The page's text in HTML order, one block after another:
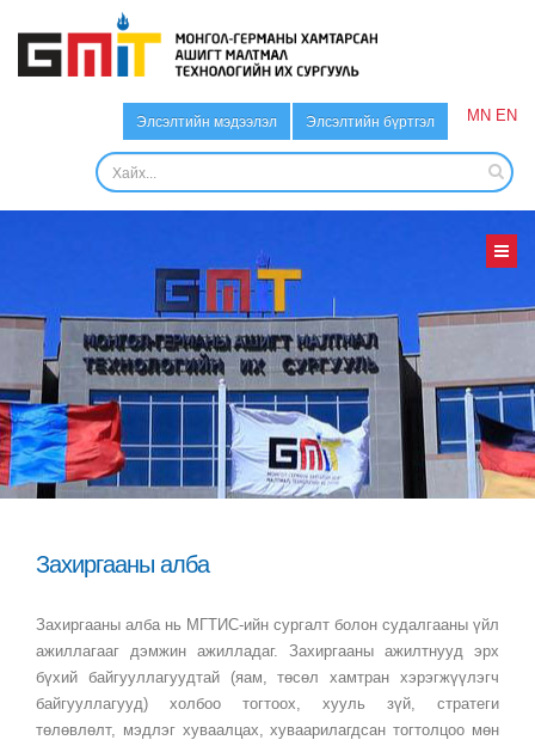
Элсэлтийн мэдээлэл Элсэлтийн бүртгэл MN EN
Захиргааны алба
Захиргааны алба нь МГТИС-ийн сургалт болон судалгааны үйл
ажиллагааг дэмжин ажилладаг. Захиргааны ажилтнууд эрх
бүхий байгууллагуудтай (яам, төсөл хамтран хэрэгжүүлэгч
байгууллагууд) холбоо тогтоох, хууль зүй, стратеги
төлөвлөлт, мэдлэг хуваалцах, хуваарилагдсан тогтолцоо мөн